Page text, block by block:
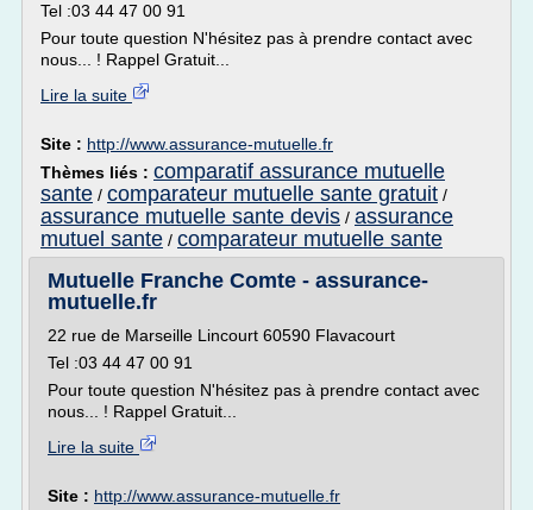
Tel :03 44 47 00 91
Pour toute question N'hésitez pas à prendre contact avec
nous... ! Rappel Gratuit...
Lire la suite
Site : http://www.assurance-mutuelle.fr
Thèmes liés : comparatif assurance mutuelle
sante / comparateur mutuelle sante gratuit /
assurance mutuelle sante devis / assurance
mutuel sante / comparateur mutuelle sante
Mutuelle Franche Comte - assurance-
mutuelle.fr
22 rue de Marseille Lincourt 60590 Flavacourt
Tel :03 44 47 00 91
Pour toute question N'hésitez pas à prendre contact avec
nous... ! Rappel Gratuit...
Lire la suite
Site : http://www.assurance-mutuelle.fr